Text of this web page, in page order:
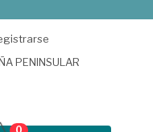
PENINSULAR